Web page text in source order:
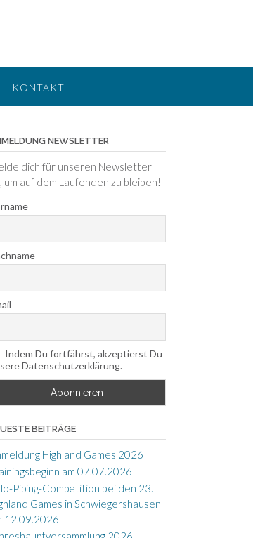
KONTAKT
NEWSLETTER
dich für unseren Newsletter
um auf dem Laufenden zu bleiben!
Indem Du fortfährst, akzeptierst Du
Datenschutzerklärung.
BEITRÄGE
Highland Games 2026
am 07.07.2026
Piping-Competition bei den 23.
Games in Schwiegershausen
12.09.2026